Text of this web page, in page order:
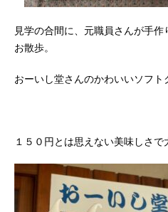
見学の合間に、元職員さんが手
お散歩。
おーいし堂さんのかわいいソフ
１５０円とは思えない美味しさで